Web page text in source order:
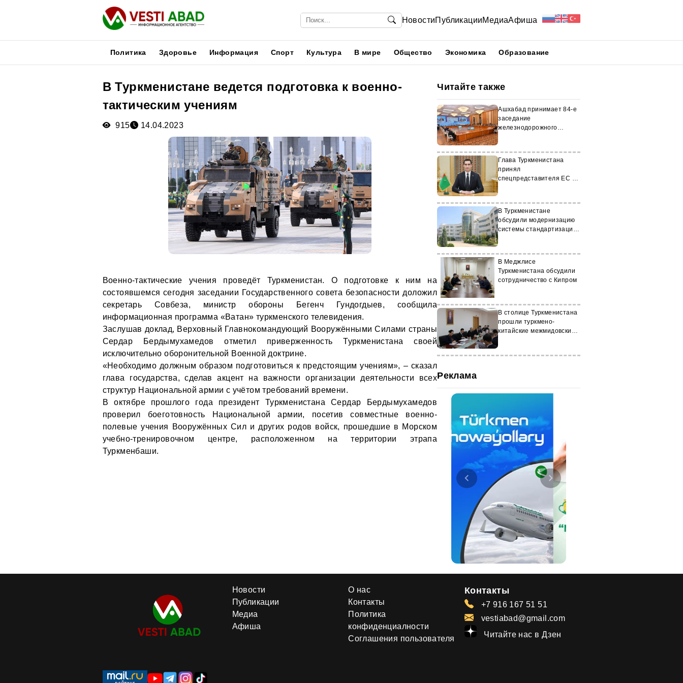
НовостиПубликацииМедиаАфиша
Политика Здоровье Информация Спорт Культура В мире Общество Экономика Образование
В Туркменистане ведется подготовка к военно-
тактическим учениям
915 14.04.2023
Военно-тактические учения проведёт Туркменистан. О подготовке к ним на
состоявшемся сегодня заседании Государственного совета безопасности доложил
секретарь Совбеза, министр обороны Бегенч Гундогдыев, сообщила
информационная программа «Ватан» туркменского телевидения.
Заслушав доклад, Верховный Главнокомандующий Вооружёнными Силами страны
Сердар Бердымухамедов отметил приверженность Туркменистана своей
исключительно оборонительной Военной доктрине.
«Необходимо должным образом подготовиться к предстоящим учениям», – сказал
глава государства, сделав акцент на важности организации деятельности всех
структур Национальной армии с учётом требований времени.
В октябре прошлого года президент Туркменистана Сердар Бердымухамедов
проверил боеготовность Национальной армии, посетив совместные военно-
полевые учения Вооружённых Сил и других родов войск, прошедшие в Морском
учебно-тренировочном центре, расположенном на территории этрапа
Туркменбаши.
Читайте также
Ашхабад принимает 84-е
заседание
железнодорожного
Глава Туркменистана
принял
спецпредставителя ЕС по
В Туркменистане
обсудили модернизацию
системы стандартизации
В Меджлисе
Туркменистана обсудили
сотрудничество с Кипром
В столице Туркменистана
прошли туркмено-
китайские межмидовские
Реклама
Новости
Публикации
Медиа
Афиша
О нас
Контакты
Политика
конфиденциалности
Соглашения пользователя
Контакты
+7 916 167 51 51
vestiabad@gmail.com
Читайте нас в Дзен